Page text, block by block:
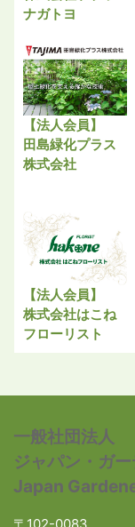
ナガトヨ
【法人会員】
田島緑化プラス
株式会社
【法人会員】
株式会社はこね
フローリスト
一般社団法人
ジャパン・ガ
Japan